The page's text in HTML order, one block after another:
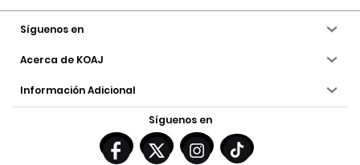
Síguenos en
Acerca de KOAJ
Información Adicional
Síguenos en